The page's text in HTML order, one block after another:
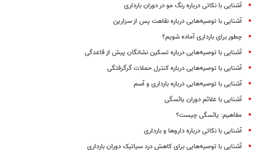
آشنایی با نکاتی درباره رنگ مو در دوران بارداری
آشنایی با توصیه‌هایی درباره نقاهت پس از سزارین
چطور برای بارداری آماده شویم؟
آشنایی با توصیه‌هایی درباره تسکین نشانگان پیش از قاعدگی
آشنایی با توصیه‌هایی درباره کنترل حملات گرگرفتگی
آشنایی با توصیه‌هایی درباره بارداری و آسم
آشنایی با علائم دوران یائسگی
مفاهیم: یائسگی چیست؟
آشنایی با نکاتی درباره داروها و بارداری
آشنایی با توصیه‌هایی برای کاهش درد سیاتیک دوران بارداری